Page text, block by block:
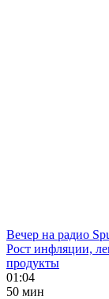
Вечер на радио
Рост инфляции,
продукты
01:04
50 мин